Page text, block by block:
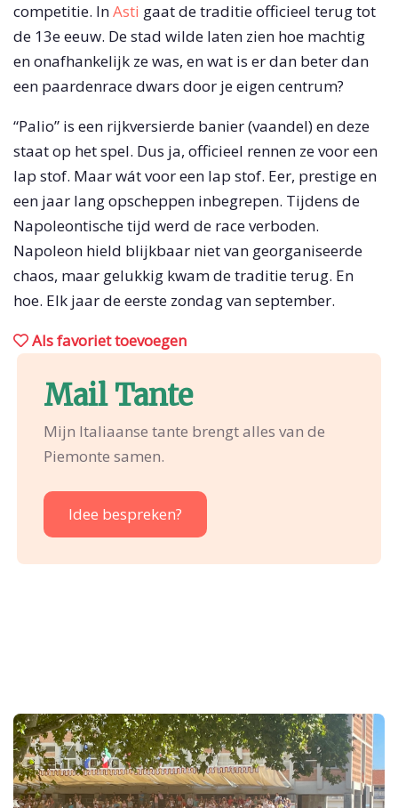
competitie. InAsti gaat de traditie officieel terug tot
de 13e eeuw. De stad wilde laten zien hoe machtig
en onafhankelijk ze was, en wat is er dan beter dan
een paardenrace dwars door je eigen centrum?
“Palio” is een rijkversierde banier (vaandel) en deze
staat op het spel. Dus ja, officieel rennen ze voor een
lap stof. Maar wát voor een lap stof. Eer, prestige en
een jaar lang opscheppen inbegrepen. Tijdens de
Napoleontische tijd werd de race verboden.
Napoleon hield blijkbaar niet van georganiseerde
chaos, maar gelukkig kwam de traditie terug. En
hoe. Elk jaar de eerste zondag van september.
Als favoriet toevoegen
Mail Tante
Mijn Italiaanse tante brengt alles van de
Piemonte samen.
Idee bespreken?